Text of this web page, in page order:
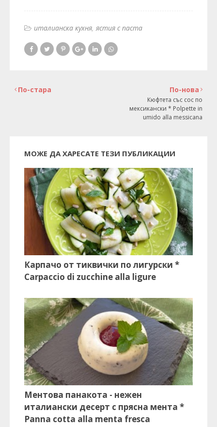
италианска кухня ястия с паста
По-нова
Кюфтета със сос по
мексикански * Polpette in
umido alla messicana
По-стара
МОЖЕ ДА ХАРЕСАТЕ ТЕЗИ ПУБЛИКАЦИИ
Карпачо от тиквички по лигурски *
Carpaccio di zucchine alla ligure
Ментова панакота - нежен
италиански десерт с прясна мента *
Panna cotta alla menta fresca